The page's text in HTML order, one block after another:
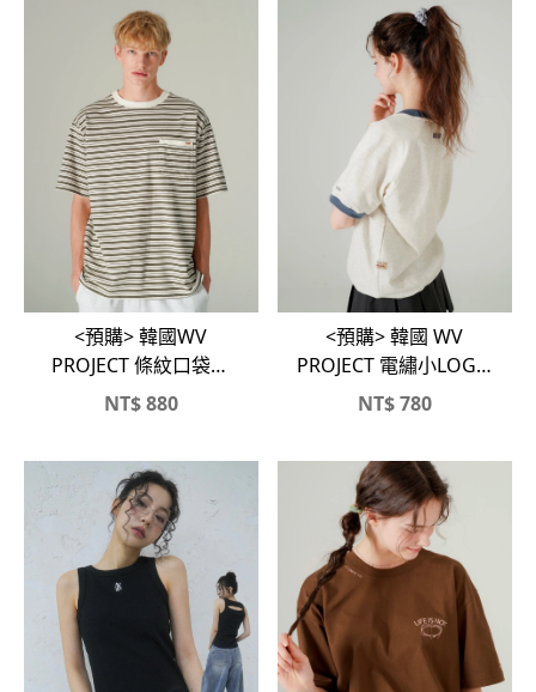
<預購> 韓國WV
PROJECT 條紋口袋刺
繡小logo高磅純棉短T
NT$880
<預購> 韓國 WV
PROJECT 電繡小LOGO
拼色下擺縮口短T
NT$780